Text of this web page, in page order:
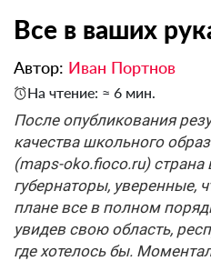
Все в ваших
Автор: Иван Портнов
На чтение: ≈ 6 мин.
После опубликования
качества школьного
(maps-oko.fioco.ru) страна
губернаторы, уверенные,
плане все в полном
увидев свою область,
где хотелось бы.